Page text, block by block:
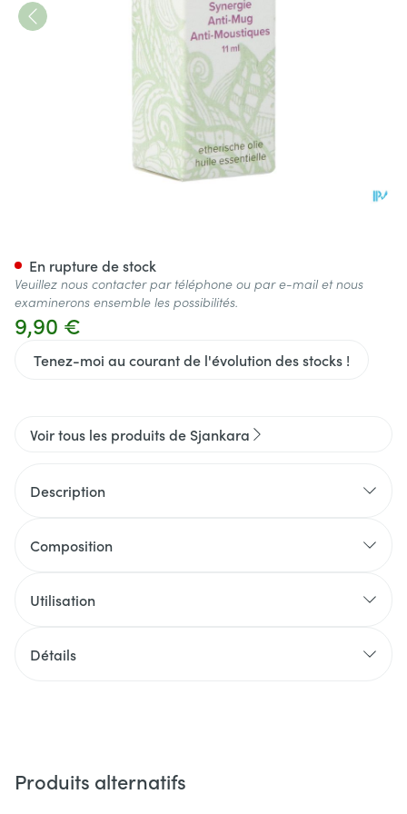
9,90 €
Tenez-moi au courant de l'évolution des stocks !
En rupture de stock
Veuillez nous contacter par téléphone ou par e-mail et nous
examinerons ensemble les possibilités.
Voir tous les produits de Sjankara
Description
Composition
Utilisation
Détails
Produits alternatifs